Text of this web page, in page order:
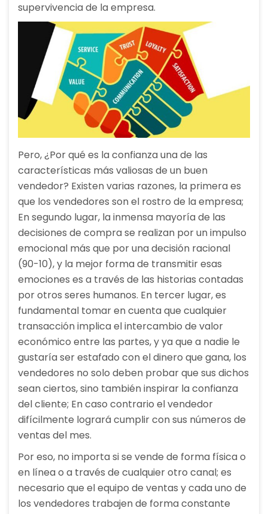
supervivencia de la empresa.
Pero, ¿Por qué es la confianza una de las
características más valiosas de un buen
vendedor? Existen varias razones, la primera es
que los vendedores son el rostro de la empresa;
En segundo lugar, la inmensa mayoría de las
decisiones de compra se realizan por un impulso
emocional más que por una decisión racional
(90-10), y la mejor forma de transmitir esas
emociones es a través de las historias contadas
por otros seres humanos. En tercer lugar, es
fundamental tomar en cuenta que cualquier
transacción implica el intercambio de valor
económico entre las partes, y ya que a nadie le
gustaría ser estafado con el dinero que gana, los
vendedores no solo deben probar que sus dichos
sean ciertos, sino también inspirar la confianza
del cliente; En caso contrario el vendedor
difícilmente logrará cumplir con sus números de
ventas del mes.
Por eso, no importa si se vende de forma física o
en línea o a través de cualquier otro canal; es
necesario que el equipo de ventas y cada uno de
los vendedores trabajen de forma constante